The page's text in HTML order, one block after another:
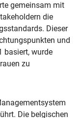
gemeinsam mit
die
Dieser
und
basiert, wurde
zu
Die belgischen